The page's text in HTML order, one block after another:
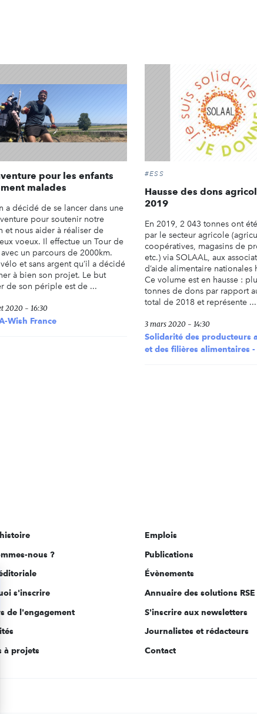
pour les enfants
malades
a décidé de se lancer dans une
pour soutenir notre
et nous aider à réaliser de
voeux. Il effectue un Tour de
avec un parcours de 2000km.
vélo et sans argent qu’il a décidé
à bien son projet. Le but
de son périple est de ...
2020 - 16:30
Wish France
#ESS
Hausse des dons
2019
En 2019, 2 043 tonnes ont
par le secteur agricole
coopératives, magasins de
etc.) via SOLAAL, aux
d’aide alimentaire nationales
Ce volume est en hausse :
tonnes de dons par rapport
total de 2018 et représente ...
3 mars 2020 - 14:30
Solidarité des producteurs
et des filières alimentaires -
nous ?
éditoriale
s'inscrire
de l'engagement
à projets
Emplois
Publications
Évènements
Annuaire des solutions RSE
S'inscrire aux newsletters
Journalistes et rédacteurs
Contact